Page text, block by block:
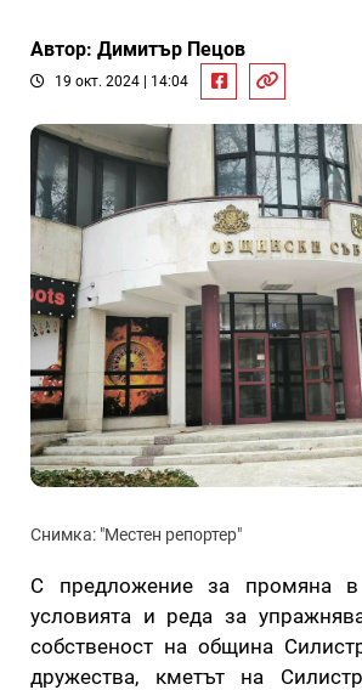
Автор: Димитър Пецов
19 окт. 2024 | 14:04
Снимка: "Местен репортер"
С предложение за промяна в
условията и реда за
собственост на община
дружества, кметът на